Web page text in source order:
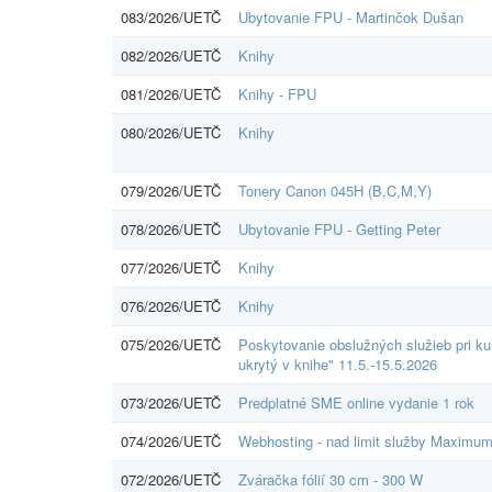
083/2026/UETČ
Ubytovanie FPU - Martinčok Dušan
082/2026/UETČ
Knihy
081/2026/UETČ
Knihy - FPU
080/2026/UETČ
Knihy
079/2026/UETČ
Tonery Canon 045H (B,C,M,Y)
078/2026/UETČ
Ubytovanie FPU - Getting Peter
077/2026/UETČ
Knihy
076/2026/UETČ
Knihy
075/2026/UETČ
Poskytovanie obslužných služieb pri
ukrytý v knihe" 11.5.-15.5.2026
073/2026/UETČ
Predplatné SME online vydanie 1 rok
074/2026/UETČ
Webhosting - nad limit služby Maximum
072/2026/UETČ
Zváračka fólií 30 cm - 300 W